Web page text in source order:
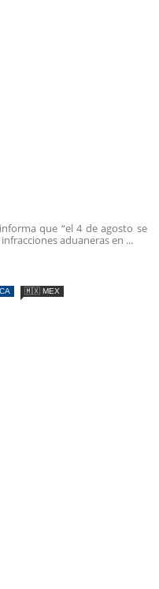
que “el 4 de agosto se
aduaneras en ...
🇲🇽 MEX